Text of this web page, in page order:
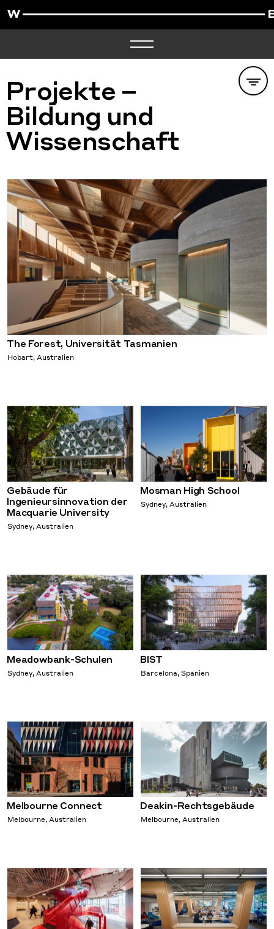
Projekte –
Bildung und
Wissenschaft
The Forest, Universität Tasmanien
Hobart, Australien
Gebäude für
Ingenieursinnovation der
Macquarie University
Sydney, Australien
Mosman High School
Sydney, Australien
Meadowbank-Schulen
Sydney, Australien
BIST
Barcelona, Spanien
Melbourne Connect
Melbourne, Australien
Deakin-Rechtsgebäude
Melbourne, Australien